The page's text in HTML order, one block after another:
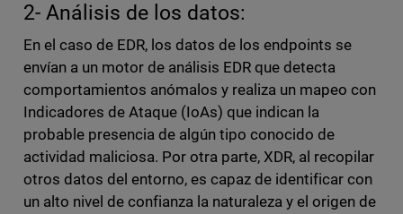
2- Análisis de los datos:
En el caso de EDR, los datos de los endpoints se
envían a un motor de análisis EDR que detecta
comportamientos anómalos y realiza un mapeo con
Indicadores de Ataque (IoAs) que indican la
probable presencia de algún tipo conocido de
actividad maliciosa. Por otra parte, XDR, al recopilar
otros datos del entorno, es capaz de identificar con
un alto nivel de confianza la naturaleza y el origen de